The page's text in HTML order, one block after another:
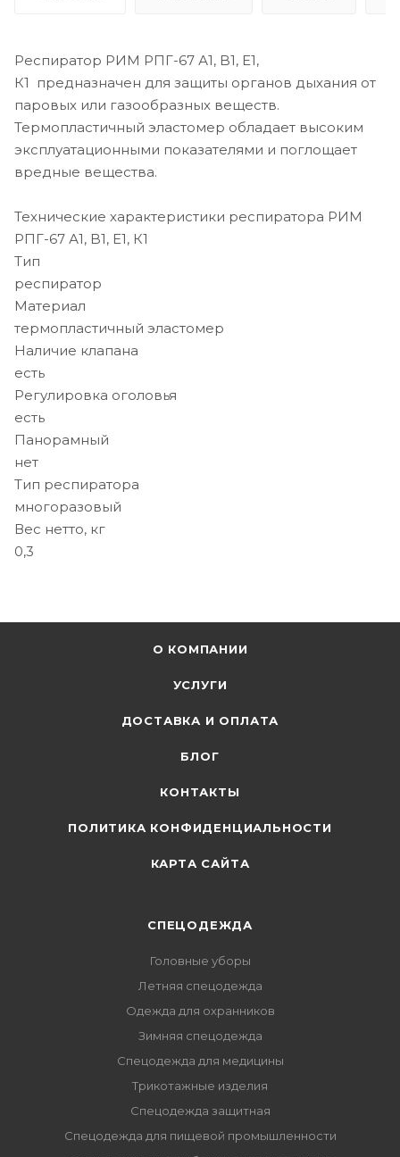
Респиратор РИМ РПГ-67 А1, B1, Е1,
К1 предназначен для защиты органов дыхания от
паровых или газообразных веществ.
Термопластичный эластомер обладает высоким
эксплуатационными показателями и поглощает
вредные вещества.
Технические характеристики респиратора РИМ
РПГ-67 А1, B1, Е1, К1
Тип
респиратор
Материал
термопластичный эластомер
Наличие клапана
есть
Регулировка оголовья
есть
Панорамный
нет
Тип респиратора
многоразовый
Вес нетто, кг
0,3
О КОМПАНИИ
УСЛУГИ
ДОСТАВКА И ОПЛАТА
БЛОГ
КОНТАКТЫ
ПОЛИТИКА КОНФИДЕНЦИАЛЬНОСТИ
КАРТА САЙТА
СПЕЦОДЕЖДА
Головные уборы
Летняя спецодежда
Одежда для охранников
Зимняя спецодежда
Спецодежда для медицины
Трикотажные изделия
Спецодежда защитная
Спецодежда для пищевой промышленности